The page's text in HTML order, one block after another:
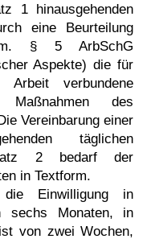
1 hinausgehenden
eine Beurteilung
§ 5 ArbSchG
Aspekte) die für
verbundene
des
Vereinbarung einer
täglichen
2 bedarf der
in Textform.
die Einwilligung in
sechs Monaten, in
von zwei Wochen,